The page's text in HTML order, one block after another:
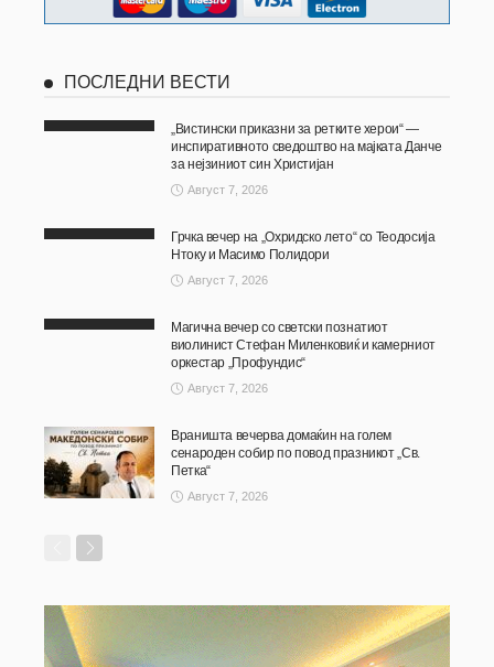
ПОСЛЕДНИ ВЕСТИ
„Вистински приказни за ретките херои“ —
инспиративното сведоштво на мајката Данче
за нејзиниот син Христијан
Август 7, 2026
Грчка вечер на „Охридско лето“ со Теодосија
Нтоку и Масимо Полидори
Август 7, 2026
Магична вечер со светски познатиот
виолинист Стефан Миленковиќ и камерниот
оркестар „Профундис“
Август 7, 2026
Враништа вечерва домаќин на голем
сенароден собир по повод празникот „Св.
Петка“
Август 7, 2026